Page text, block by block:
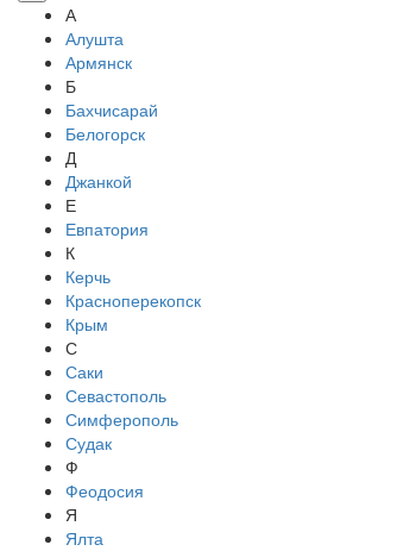
А
Алушта
Армянск
Б
Бахчисарай
Белогорск
Д
Джанкой
Е
Евпатория
К
Керчь
Красноперекопск
Крым
С
Саки
Севастополь
Симферополь
Судак
Ф
Феодосия
Я
Ялта